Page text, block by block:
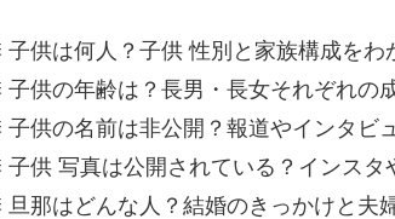
子供は何人？子供 性別と家族構成をわ
子供の年齢は？長男・長女それぞれの
子供の名前は非公開？報道やインタビ
子供 写真は公開されている？インス
旦那はどんな人？結婚のきっかけと夫